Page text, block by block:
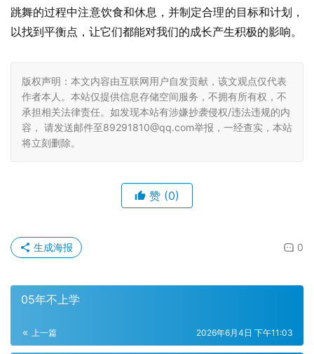
跳舞的过程中注意饮食和休息，并制定合理的目标和计划，
以找到平衡点，让它们都能对我们的成长产生积极的影响。
版权声明：本文内容由互联网用户自发贡献，该文观点仅代表
作者本人。本站仅提供信息存储空间服务，不拥有所有权，不
承担相关法律责任。如发现本站有涉嫌抄袭侵权/违法违规的内
容， 请发送邮件至89291810@qq.com举报，一经查实，本站
将立刻删除。
赞 (0)
0
生成海报
05年不上学
上一篇 2026年6月4日 下午11:03